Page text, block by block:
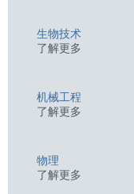
生物技术
了解更多
机械工程
了解更多
物理
了解更多